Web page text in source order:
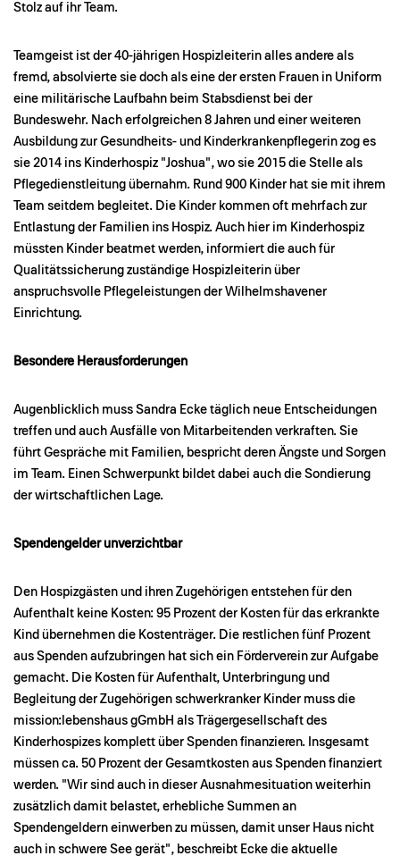
Stolz auf ihr Team.
Teamgeist ist der 40-jährigen Hospizleiterin alles andere als
fremd, absolvierte sie doch als eine der ersten Frauen in Uniform
eine militärische Laufbahn beim Stabsdienst bei der
Bundeswehr. Nach erfolgreichen 8 Jahren und einer weiteren
Ausbildung zur Gesundheits- und Kinderkrankenpflegerin zog es
sie 2014 ins Kinderhospiz "Joshua", wo sie 2015 die Stelle als
Pflegedienstleitung übernahm. Rund 900 Kinder hat sie mit ihrem
Team seitdem begleitet. Die Kinder kommen oft mehrfach zur
Entlastung der Familien ins Hospiz. Auch hier im Kinderhospiz
müssten Kinder beatmet werden, informiert die auch für
Qualitätssicherung zuständige Hospizleiterin über
anspruchsvolle Pflegeleistungen der Wilhelmshavener
Einrichtung.
Besondere Herausforderungen
Augenblicklich muss Sandra Ecke täglich neue Entscheidungen
treffen und auch Ausfälle von Mitarbeitenden verkraften. Sie
führt Gespräche mit Familien, bespricht deren Ängste und Sorgen
im Team. Einen Schwerpunkt bildet dabei auch die Sondierung
der wirtschaftlichen Lage.
Spendengelder unverzichtbar
Den Hospizgästen und ihren Zugehörigen entstehen für den
Aufenthalt keine Kosten: 95 Prozent der Kosten für das erkrankte
Kind übernehmen die Kostenträger. Die restlichen fünf Prozent
aus Spenden aufzubringen hat sich ein Förderverein zur Aufgabe
gemacht. Die Kosten für Aufenthalt, Unterbringung und
Begleitung der Zugehörigen schwerkranker Kinder muss die
mission:lebenshaus gGmbH als Trägergesellschaft des
Kinderhospizes komplett über Spenden finanzieren. Insgesamt
müssen ca. 50 Prozent der Gesamtkosten aus Spenden finanziert
werden. "Wir sind auch in dieser Ausnahmesituation weiterhin
zusätzlich damit belastet, erhebliche Summen an
Spendengeldern einwerben zu müssen, damit unser Haus nicht
auch in schwere See gerät", beschreibt Ecke die aktuelle